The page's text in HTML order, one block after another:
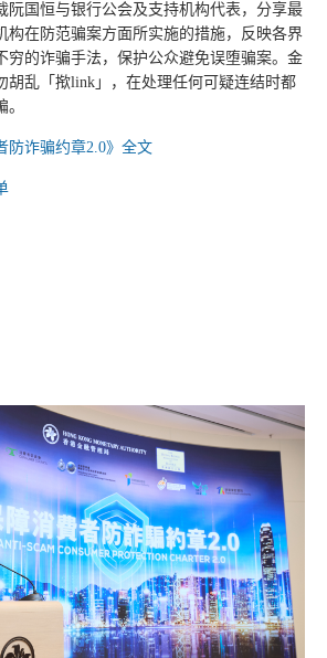
阮国恒与银行公会及支持机构代表，分享最
构在防范骗案方面所实施的措施，反映各界
穷的诈骗手法，保护公众避免误堕骗案。金
胡乱「揿link」，在处理任何可疑连结时都
防诈骗约章2.0》全文